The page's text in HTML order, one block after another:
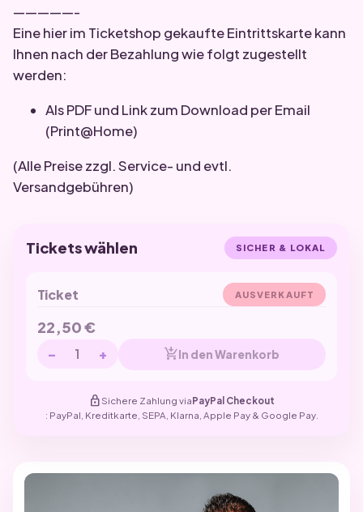
—————-
Eine hier im Ticketshop gekaufte Eintrittskarte kann
Ihnen nach der Bezahlung wie folgt zugestellt
werden:
Als PDF und Link zum Download per Email
(Print@Home)
(Alle Preise zzgl. Service- und evtl.
Versandgebühren)
Tickets wählen SICHER & LOKAL
Ticket AUSVERKAUFT
22,50€
− + add_shopping_cartIn den Warenkorb
lock Sichere Zahlung viaPayPal Checkout
: PayPal, Kreditkarte, SEPA, Klarna, Apple Pay & Google Pay.